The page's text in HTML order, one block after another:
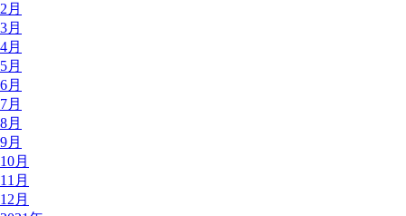
2月
3月
4月
5月
6月
7月
8月
9月
10月
11月
12月